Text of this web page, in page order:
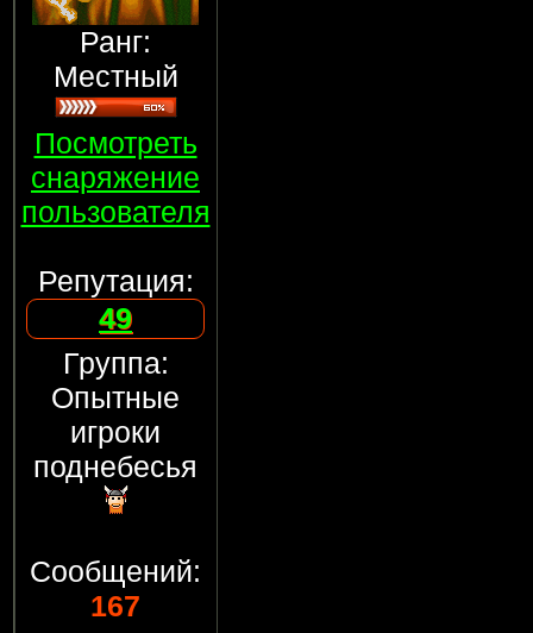
Ранг:
Местный
Посмотреть
снаряжение
пользователя
Репутация:
49
Группа:
Опытные
игроки
поднебесья
Сообщений:
167